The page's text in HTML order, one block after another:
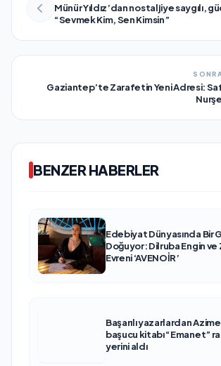
Münür Yıldız’dan nostaljiye saygılı,
“Sevmek Kim, Sen Kimsin”
Gaziantep’te Zarafetin Yeni Adresi:
BENZER HABERLER
Edebiyat Dünyasında Bir
Doğuyor: Dilruba Engin ve
Evreni ‘AVENOİR’
Başarılı yazarlardan
başucu kitabı “Emanet”
yerini aldı